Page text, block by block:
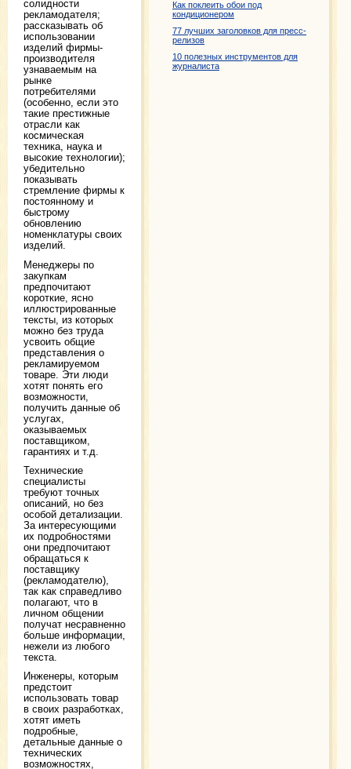
солидности
рекламодателя;
рассказывать об
использовании
изделий фирмы-
производителя
узнаваемым на
рынке
потребителями
(особенно, если это
такие престижные
отрасли как
космическая
техника, наука и
высокие технологии);
убедительно
показывать
стремление фирмы к
постоянному и
быстрому
обновлению
номенклатуры своих
изделий.
Менеджеры по
закупкам
предпочитают
короткие, ясно
иллюстрированные
тексты, из которых
можно без труда
усвоить общие
представления о
рекламируемом
товаре. Эти люди
хотят понять его
возможности,
получить данные об
услугах,
оказываемых
поставщиком,
гарантиях и т.д.
Технические
специалисты
требуют точных
описаний, но без
особой детализации.
За интересующими
их подробностями
они предпочитают
обращаться к
поставщику
(рекламодателю),
так как справедливо
полагают, что в
личном общении
получат несравненно
больше информации,
нежели из любого
текста.
Инженеры, которым
предстоит
использовать товар
в своих разработках,
хотят иметь
подробные,
детальные данные о
технических
возможностях,
Как поклеить обои под
кондиционером
77 лучших заголовков для пресс-
релизов
10 полезных инструментов для
журналиста